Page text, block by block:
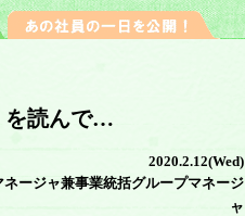
を読んで…
2020.2.12(Wed)
ージャ兼事業統括グループマネージ
ャ